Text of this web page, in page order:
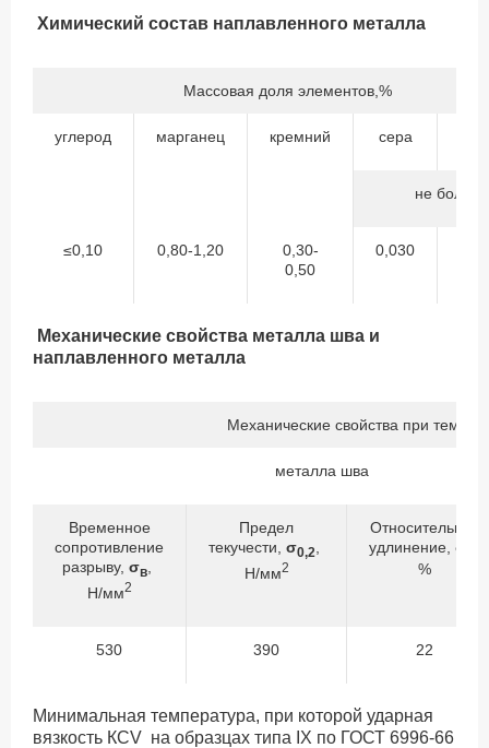
Химический состав наплавленного металла
Массовая доля элементов,%
углерод марганец кремний сера
не более
≤0,10 0,80-1,20
0,30-
0,50
0,030
Механические свойства металла шва и
наплавленного металла
Механические свойства при
металла шва
Временное
сопротивление
разрыву, σв
Н/мм2
Предел
текучести, σ0,2
Н/мм2
Относительное
удлинение, δ
%
530 390 22
Минимальная температура, при которой ударная
вязкость КСV на образцах типа IX по ГОСТ 6996-66